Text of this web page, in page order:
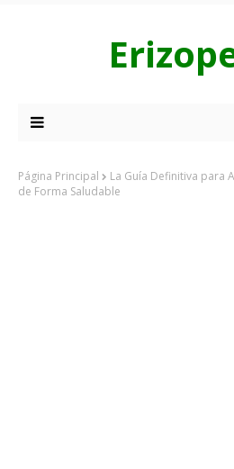
Página Principal
La Guía Definitiva para
de Forma Saludable